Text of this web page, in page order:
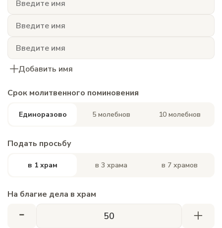
Добавить имя
Срок молитвенного поминовения
Единоразово 5 молебнов 10 молебнов
Подать просьбу
в 1 храм в 3 храма в 7 храмов
На благие дела в храм
- +